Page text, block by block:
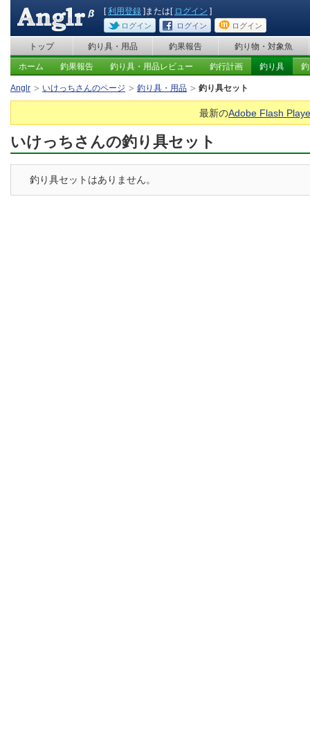
[利用登録 ]または[ ログイン ]
ログイン ログイン ログイン
トップ 釣り具・用品 釣果報告 釣り物・対象魚
ホーム 釣果報告 釣り具・用品レビュー 釣行計画 釣り具
Anglr いけっちさんのページ 釣り具・用品 釣り具セット
最新のAdobe Flash
いけっちさんの釣り具セット
釣り具セットはありません。